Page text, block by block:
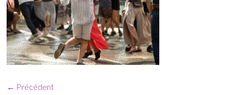
← Précédent